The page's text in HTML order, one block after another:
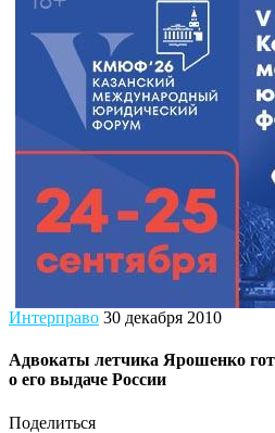
Интерправо 30 декабря 2010
Адвокаты летчика Ярошенко
о его выдаче России
Поделиться